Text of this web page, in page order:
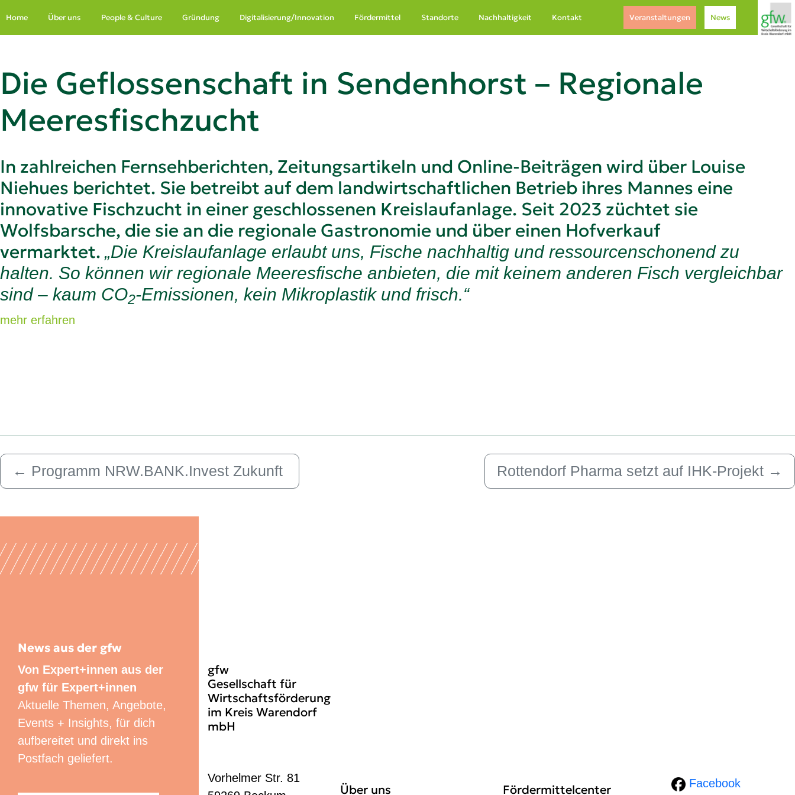
Home Über uns People & Culture Gründung Digitalisierung/Innovation Fördermittel Standorte Nachhaltigkeit Kontakt Veranstaltungen News
Die Geflossenschaft in Sendenhorst – Regionale
Meeresfischzucht
In zahlreichen Fernsehberichten, Zeitungsartikeln und Online-Beiträgen wird über Louise
Niehues berichtet. Sie betreibt auf dem landwirtschaftlichen Betrieb ihres Mannes eine
innovative Fischzucht in einer geschlossenen Kreislaufanlage. Seit 2023 züchtet sie
Wolfsbarsche, die sie an die regionale Gastronomie und über einen Hofverkauf
vermarktet.„Die Kreislaufanlage erlaubt uns, Fische nachhaltig und ressourcenschonend zu
halten. So können wir regionale Meeresfische anbieten, die mit keinem anderen Fisch vergleichbar
sind – kaum CO2-Emissionen, kein Mikroplastik und frisch.“
mehr erfahren
← Programm NRW.BANK.Invest Zukunft Rottendorf Pharma setzt auf IHK-Projekt →
News aus der gfw
Von Expert+innen aus der
gfw für Expert+innen
Aktuelle Themen, Angebote,
Events + Insights, für dich
aufbereitet und direkt ins
Postfach geliefert.
gfw
Gesellschaft für
Wirtschaftsförderung
im Kreis Warendorf
mbH
Vorhelmer Str. 81
Über uns Fördermittelcenter
Facebook